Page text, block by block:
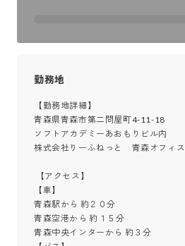
勤務地
【勤務地詳細】
青森県青森市第二問屋町4-11-18
ソフトアカデミーあおもりビル内
株式会社りーふねっと　青森オフィス
【車】
青森駅から 約２０分
青森空港から 約１５分
青森中央インターから 約３分